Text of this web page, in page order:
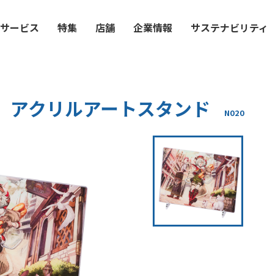
サービス 特集 店舗 企業情報 サステナビリティ
アクリルアートスタンド N020